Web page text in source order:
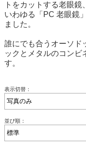
トをカットする老眼鏡、
いわゆる「PC 老眼鏡
ました。
誰にでも合うオーソド
ックとメタルのコンビ
す。
表示切替：
並び順：